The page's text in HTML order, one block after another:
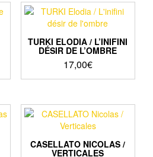
TURKI ELODIA / L’INIFINI
DÉSIR DE L’OMBRE
17,00€
CASELLATO NICOLAS /
VERTICALES